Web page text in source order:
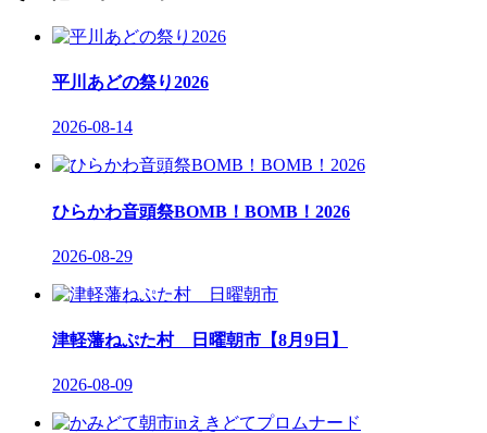
平川あどの祭り2026
2026-08-14
ひらかわ音頭祭BOMB！BOMB！2026
2026-08-29
津軽藩ねぷた村 日曜朝市【8月9日】
2026-08-09